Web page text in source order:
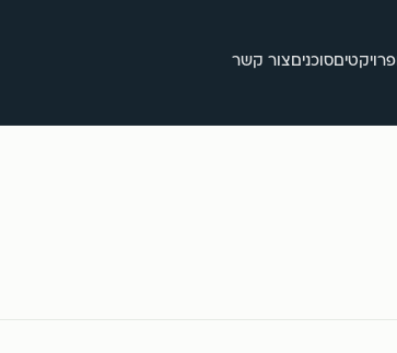
פרויקטיםסוכנים צור קשר